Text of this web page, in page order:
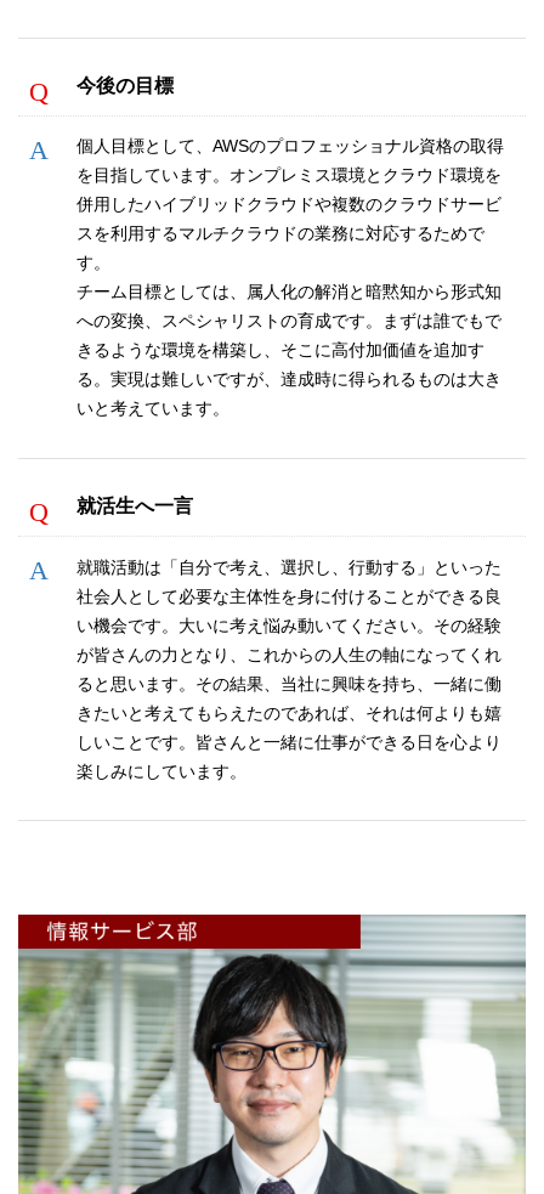
今後の目標
個人目標として、AWSのプロフェッショナル資格の取得
を目指しています。オンプレミス環境とクラウド環境を
併用したハイブリッドクラウドや複数のクラウドサービ
スを利用するマルチクラウドの業務に対応するためで
す。
チーム目標としては、属人化の解消と暗黙知から形式知
への変換、スペシャリストの育成です。まずは誰でもで
きるような環境を構築し、そこに高付加価値を追加す
る。実現は難しいですが、達成時に得られるものは大き
いと考えています。
就活生へ一言
就職活動は「自分で考え、選択し、行動する」といった
社会人として必要な主体性を身に付けることができる良
い機会です。大いに考え悩み動いてください。その経験
が皆さんの力となり、これからの人生の軸になってくれ
ると思います。その結果、当社に興味を持ち、一緒に働
きたいと考えてもらえたのであれば、それは何よりも嬉
しいことです。皆さんと一緒に仕事ができる日を心より
楽しみにしています。